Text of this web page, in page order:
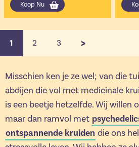
Koop Nu
Je leest momenteel pagina
1 Pagina
2 Pagina
3 >
Misschien ken je ze wel; van die
abdijen die vol met medicinale
is een beetje hetzelfde. Wij willen
maar dan ramvol met
ontspannende kruiden die ons